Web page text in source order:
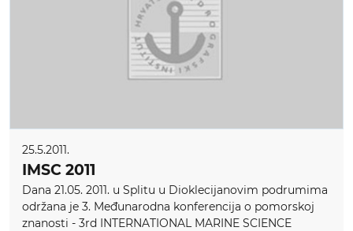
25.5.2011.
IMSC 2011
Dana 21.05. 2011. u Splitu u Dioklecijanovim podrumima
održana je 3. Međunarodna konferencija o pomorskoj
znanosti - 3rd INTERNATIONAL MARINE SCIENCE